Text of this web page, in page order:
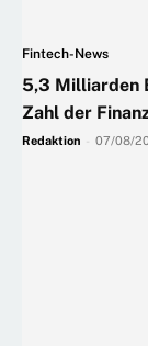
Fintech-News
5,3 Milliarden
Zahl der
Redaktion 07/08/